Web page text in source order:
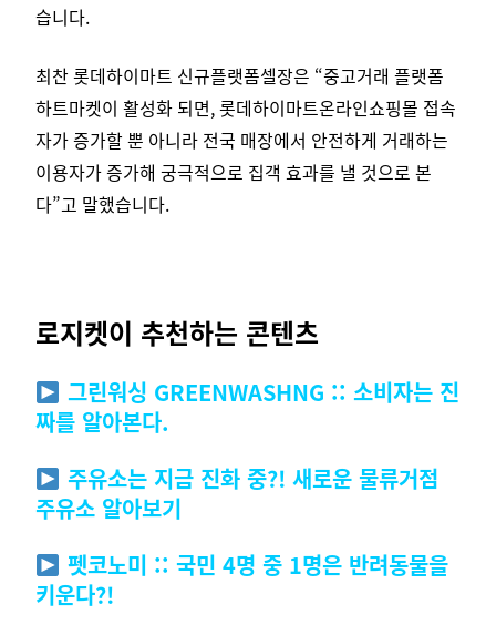
습니다.
최찬 롯데하이마트 신규플랫폼셀장은 “중고거래 플랫폼
하트마켓이 활성화 되면, 롯데하이마트온라인쇼핑몰 접속
자가 증가할 뿐 아니라 전국 매장에서 안전하게 거래하는
이용자가 증가해 궁극적으로 집객 효과를 낼 것으로 본
다”고 말했습니다.
로지켓이 추천하는 콘텐츠
그린워싱 GREENWASHNG :: 소비자는 진
짜를 알아본다.
주유소는 지금 진화 중?! 새로운 물류거점
주유소 알아보기
펫코노미 :: 국민 4명 중 1명은 반려동물을
키운다?!